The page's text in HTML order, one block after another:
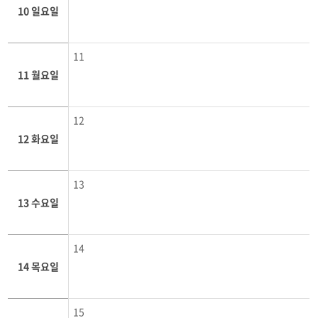
10 일요일
11 월요일
11
12 화요일
12
13 수요일
13
14 목요일
14
15